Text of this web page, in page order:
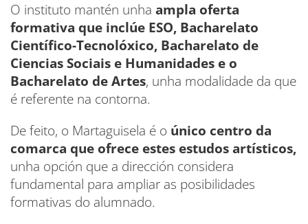
O instituto mantén unha ampla oferta
formativa que inclúe ESO, Bacharelato
Científico-Tecnolóxico, Bacharelato de
Ciencias Sociais e Humanidades e o
Bacharelato de Artes, unha modalidade da que
é referente na contorna.
De feito, o Martaguisela é o único centro da
comarca que ofrece estes estudos artísticos,
unha opción que a dirección considera
fundamental para ampliar as posibilidades
formativas do alumnado.